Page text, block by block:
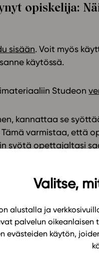
Valitse,
alustalla ja
palvelun oikeanlaisen
evästeiden käytön,
opiskelija:
sisään. Voit myös
käytössä.
Studeon
kannattaa se
varmistaa, että
syötä opettajaltasi
ovat yleisimmät
tarjoavan
Studeon